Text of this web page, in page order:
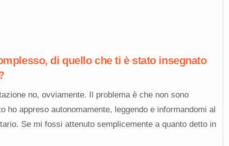
di quello che ti è stato insegnato
no, ovviamente. Il problema è che non sono
ho appreso autonomamente, leggendo e informandomi al
Se mi fossi attenuto semplicemente a quanto detto in